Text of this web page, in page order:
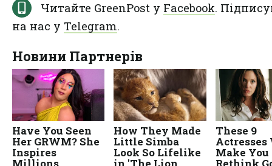
Читайте GreenPost у Facebook.
на нас у Telegram.